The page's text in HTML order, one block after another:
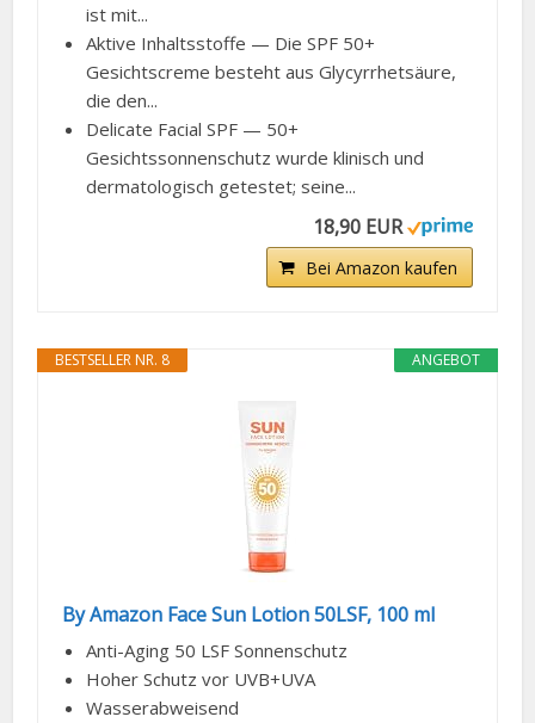
ist mit...
Aktive Inhaltsstoffe — Die SPF 50+
Gesichtscreme besteht aus Glycyrrhetsäure,
die den...
Delicate Facial SPF — 50+
Gesichtssonnenschutz wurde klinisch und
dermatologisch getestet; seine...
18,90 EUR
Bei Amazon kaufen
ANGEBOT
BESTSELLER NR. 8
By Amazon Face Sun Lotion 50LSF, 100 ml
Anti-Aging 50 LSF Sonnenschutz
Hoher Schutz vor UVB+UVA
Wasserabweisend